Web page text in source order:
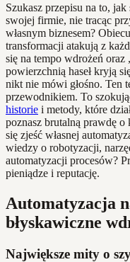
Szukasz przepisu na to,
swojej firmie, nie tracąc
własnym biznesem?
transformacji atakują z
się na tempo wdrożeń
powierzchnią haseł kryją
nikt nie mówi głośno. Ten
przewodnikiem. To
historie i metody, które
poznasz brutalną prawdę
się zjeść własnej
wiedzy o robotyzacji,
automatyzacji procesów?
pieniądze i reputację.
Automatyzacja
błyskawiczne
Największe mity o